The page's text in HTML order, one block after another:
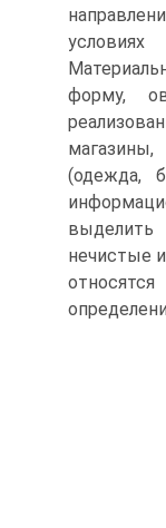
форму,
(одежда,
нечистые